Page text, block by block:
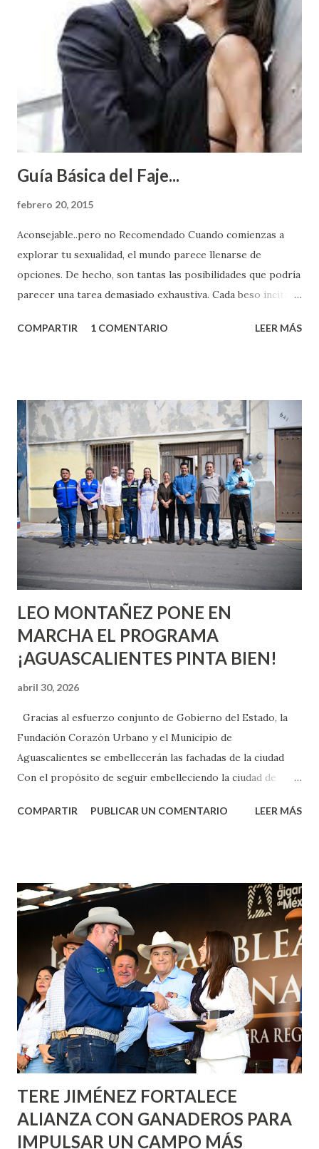
Guía Básica del Faje...
febrero 20, 2015
Aconsejable..pero no Recomendado Cuando comienzas a
explorar tu sexualidad, el mundo parece llenarse de
opciones. De hecho, son tantas las posibilidades que podría
parecer una tarea demasiado exhaustiva. Cada beso incita
partes de ti que jamás hubieras imaginado. El problema es
conoces ni la mitad de lo que deberías saber. Pero incluso
quienes ya han tenido relaciones sexuales no son expertos
o expertas en el tema. Siempre hay algo nuevo que
aprender y nuevas experiencias que conocer. Si eres una
chica y aún no has tenido relaciones sexuales, tal vez
pienses que el sexo será increíble y no puedas esperar para
experimentarlo, pero como cualquier persona con
experiencia te dirá, siempre es mejor cuando ambas partes
son suficientemen...
COMPARTIR 1 COMENTARIO LEER MÁS
LEO MONTAÑEZ PONE EN
MARCHA EL PROGRAMA
¡AGUASCALIENTES PINTA BIEN!
abril 30, 2026
Gracias al esfuerzo conjunto de Gobierno del Estado, la
Fundación Corazón Urbano y el Municipio de
Aguascalientes se embellecerán las fachadas de la ciudad
Con el propósito de seguir embelleciendo la ciudad de
municipal, Leo Montañez dio inicio al programa
Corazón Urbano y el Municipio capital. Leo Montañez
informó que en este programa se usarán cerca de 90 mil
metros cuadrados de pintura, para dar inicio en la calle
Nieto, entre Jesús F. Elizondo y la calle 22 de Octubre, con
lo que se aplicará pintura en 66 casas. Posteriormente se
llevará este programa a Villas de Nuestra Señora de la
Asunción, Avenida Alameda y Decreto 27 de Septiembre, en
los edificios FOVISSSTE Ojo de Agua, en la comunidad
Norias de Paso Hondo y en los edificios de...
COMPARTIR PUBLICAR UN COMENTARIO LEER MÁS
TERE JIMÉNEZ FORTALECE
ALIANZA CON GANADEROS PARA
IMPULSAR UN CAMPO MÁS